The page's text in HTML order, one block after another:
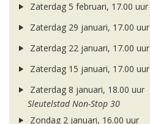
Zaterdag 5 februari, 17.00 uur
Zaterdag 29 januari, 17.00 uur
Zaterdag 22 januari, 17.00 uur
Zaterdag 15 januari, 17.00 uur
Zaterdag 8 januari, 18.00 uur
Sleutelstad Non-Stop 30
Zondag 2 januari, 16.00 uur